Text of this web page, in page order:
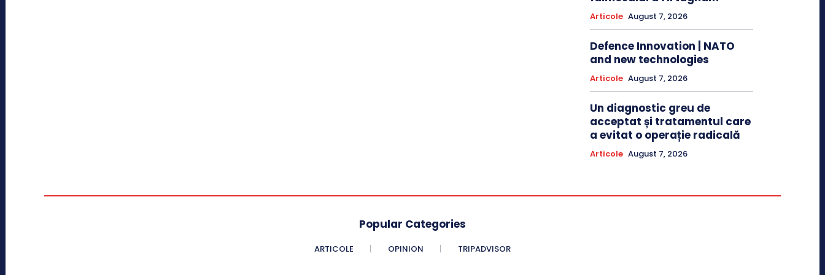
Articole August 7, 2026
Defence Innovation | NATO
and new technologies
Articole August 7, 2026
Un diagnostic greu de
acceptat și tratamentul care
a evitat o operație radicală
Articole August 7, 2026
Popular Categories
ARTICOLE OPINION TRIPADVISOR